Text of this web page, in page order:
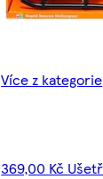
Více z kategorie
369,00 Kč